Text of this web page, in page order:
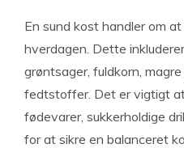
En sund kost handler om
hverdagen. Dette
grøntsager, fuldkorn,
fedtstoffer. Det er vigtigt
fødevarer, sukkerholdige
for at sikre en balanceret